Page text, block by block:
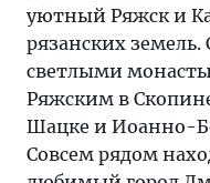
уютный Ряжск и
рязанских земель.
светлыми
Ряжским в
Шацке и Иоанно-
Совсем рядом